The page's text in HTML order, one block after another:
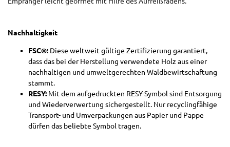
Nachhaltigkeit
FSC®: Diese weltweit gültige Zertifizierung garantiert,
dass das bei der Herstellung verwendete Holz aus einer
nachhaltigen und umweltgerechten Waldbewirtschaftung
stammt.
RESY: Mit dem aufgedruckten RESY-Symbol sind Entsorgung
und Wiederverwertung sichergestellt. Nur recyclingfähige
Transport- und Umverpackungen aus Papier und Pappe
dürfen das beliebte Symbol tragen.